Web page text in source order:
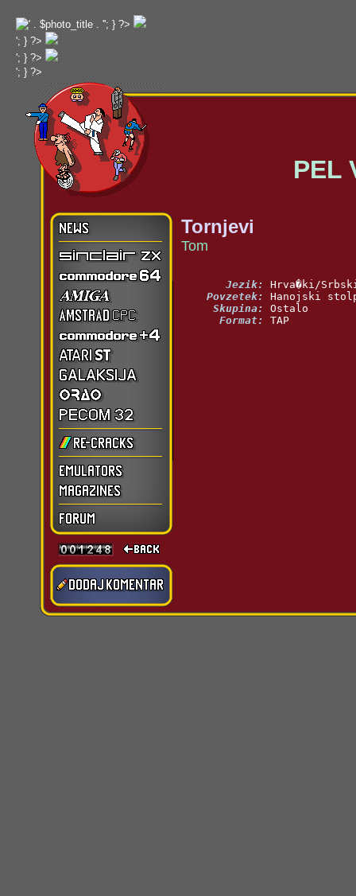
'; } ?>
'; } ?>
'; } ?>
'; } ?>
PEL
Tornjevi
Tom
       Jezik:
    Povzetek:
     Skupina:
      Format:
TAP